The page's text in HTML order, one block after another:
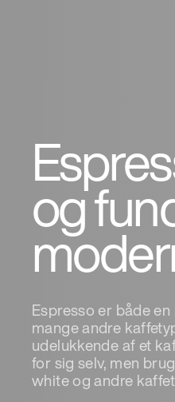
og
Espresso er både
mange andre
udelukkende af et
for sig selv, men
white og andre